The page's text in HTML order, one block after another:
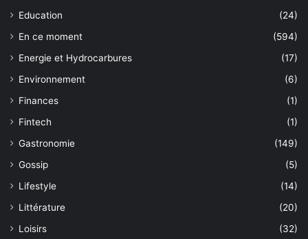
Education
(24)
En ce moment
(594)
Energie et Hydrocarbures
(17)
Environnement
(6)
Finances
(1)
Fintech
(1)
Gastronomie
(149)
Gossip
(5)
Lifestyle
(14)
Littérature
(20)
Loisirs
(32)